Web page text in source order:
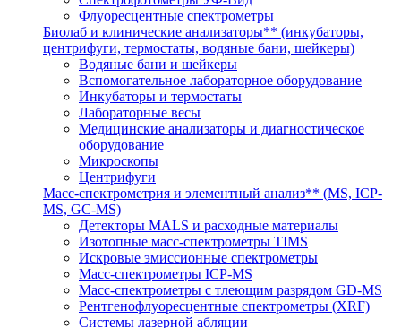
Флуоресцентные спектрометры
Биолаб и клинические анализаторы** (инкубаторы,
центрифуги, термостаты, водяные бани, шейкеры)
Водяные бани и шейкеры
Вспомогательное лабораторное оборудование
Инкубаторы и термостаты
Лабораторные весы
Медицинские анализаторы и диагностическое
оборудование
Микроскопы
Центрифуги
Масс-спектрометрия и элементный анализ** (MS, ICP-
MS, GC-MS)
Детекторы MALS и расходные материалы
Изотопные масс-спектрометры TIMS
Искровые эмиссионные спектрометры
Масс-спектрометры ICP-MS
Масс-спектрометры с тлеющим разрядом GD-MS
Рентгенофлуоресцентные спектрометры (XRF)
Системы лазерной абляции